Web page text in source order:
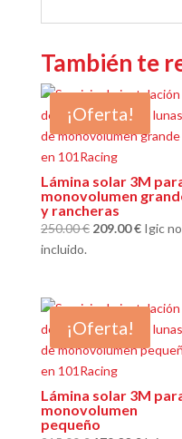
También te
¡Oferta!
Lámina solar 3M
monovolumen
y rancheras
250.00€ El
250.00 €.
209.00€El
209.00
Igic no
incluido.
¡Oferta!
Lámina solar 3M
monovolumen
pequeño